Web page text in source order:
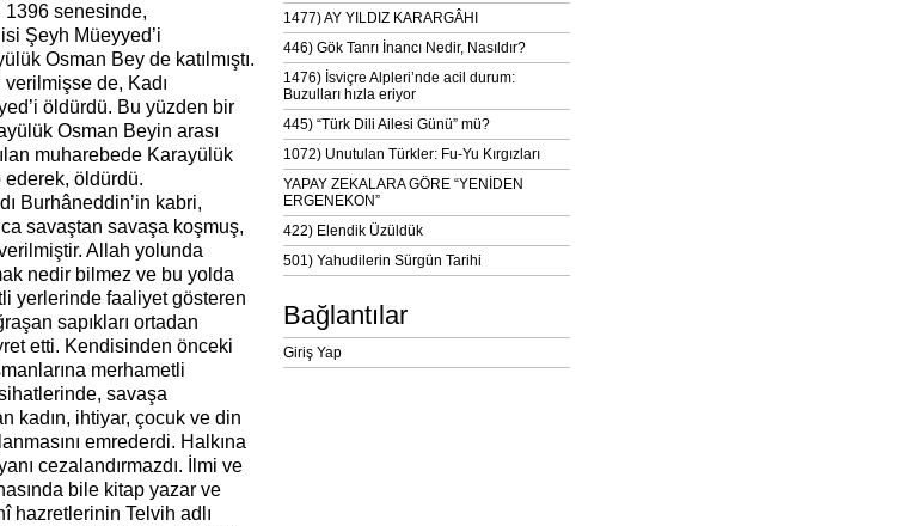
1396 senesinde,
Şeyh Müeyyed’i
Osman Bey de katılmıştı.
verilmişse de, Kadı
öldürdü. Bu yüzden bir
Osman Beyin arası
muharebede Karayülük
ederek, öldürdü.
Burhâneddin’in kabri,
savaştan savaşa koşmuş,
Allah yolunda
nedir bilmez ve bu yolda
yerlerinde faaliyet gösteren
sapıkları ortadan
etti. Kendisinden önceki
merhametli
savaşa
kadın, ihtiyar, çocuk ve din
emrederdi. Halkına
cezalandırmazdı. İlmi ve
bile kitap yazar ve
hazretlerinin Telvih adlı
1477) AY YILDIZ KARARGÂHI
446) Gök Tanrı İnancı Nedir, Nasıldır?
1476) İsviçre Alpleri’nde acil durum:
Buzulları hızla eriyor
445) “Türk Dili Ailesi Günü” mü?
1072) Unutulan Türkler: Fu-Yu Kırgızları
YAPAY ZEKALARA GÖRE “YENİDEN
ERGENEKON”
422) Elendik Üzüldük
501) Yahudilerin Sürgün Tarihi
Bağlantılar
Giriş Yap